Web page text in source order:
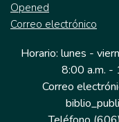
Opened
Correo electrónico
Horario: lunes -
8:00 a.m. -
Correo